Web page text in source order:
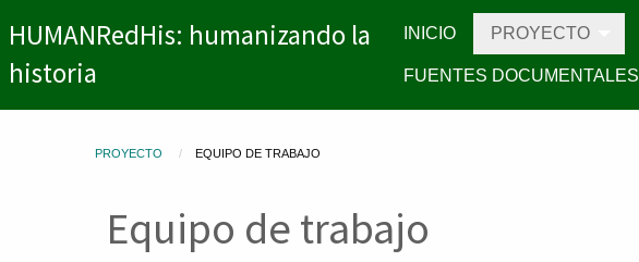
HUMANRedHis: humanizando la
historia
INICIO PROYECTO
FUENTES DOCUMENTALES
PROYECTO EQUIPO DE TRABAJO
Equipo de trabajo